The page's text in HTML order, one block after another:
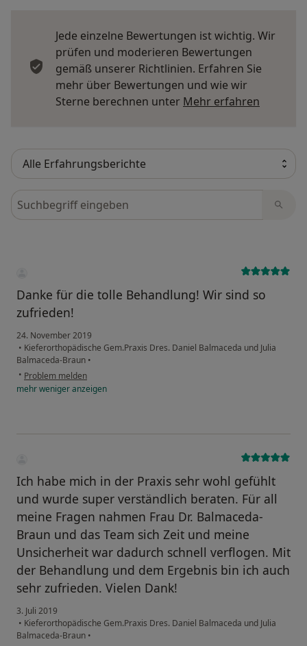
Jede einzelne Bewertungen ist wichtig. Wir
prüfen und moderieren Bewertungen
gemäß unserer Richtlinien. Erfahren Sie
mehr über Bewertungen und wie wir
Sterne berechnen unter Mehr erfahren
Bewertungen durchsuchen
Danke für die tolle Behandlung! Wir sind so
zufrieden!
24. November 2019
• Kieferorthopädische Gem.Praxis Dres. Daniel Balmaceda und Julia
Balmaceda-Braun •
• Problem melden
mehrwenigeranzeigen
Ich habe mich in der Praxis sehr wohl gefühlt
und wurde super verständlich beraten. Für all
meine Fragen nahmen Frau Dr. Balmaceda-
Braun und das Team sich Zeit und meine
Unsicherheit war dadurch schnell verflogen. Mit
der Behandlung und dem Ergebnis bin ich auch
sehr zufrieden. Vielen Dank!
3. Juli 2019
• Kieferorthopädische Gem.Praxis Dres. Daniel Balmaceda und Julia
Balmaceda-Braun •